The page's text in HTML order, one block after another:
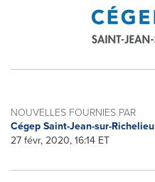
NOUVELLES FOURNIES PAR
Cégep Saint-Jean-sur-Richelieu
27 févr, 2020, 16:14 ET